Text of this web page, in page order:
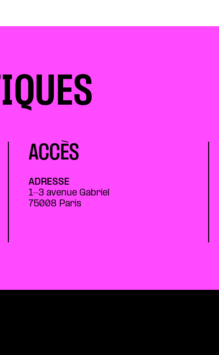
ACCÈS
ADRESSE
1-3 avenue Gabriel
75008 Paris